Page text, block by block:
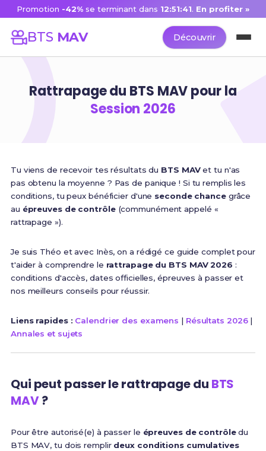
Promotion -42%se terminant dans 12:51:40 .En profiter »
BTS MAV Découvrir
Rattrapage du BTS MAV pour la
Session 2026
Tu viens de recevoir tes résultats du BTS MAVet tu n'as
pas obtenu la moyenne ? Pas de panique ! Si tu remplis les
conditions, tu peux bénéficier d'une seconde chancegrâce
au épreuves de contrôle(communément appelé «
rattrapage »).
Je suis Théo et avec Inès, on a rédigé ce guide complet pour
t'aider à comprendre le rattrapage du BTS MAV 2026 :
conditions d'accès, dates officielles, épreuves à passer et
nos meilleurs conseils pour réussir.
Liens rapides : Calendrier des examens | Résultats 2026|
Annales et sujets
Qui peut passer le rattrapage du BTS
MAV?
Pour être autorisé(e) à passer le épreuves de contrôledu
BTS MAV, tu dois remplir deux conditions cumulatives